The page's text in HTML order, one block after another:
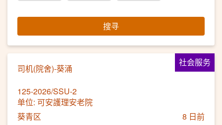
搜寻
社会服务
司机(院舍)-葵涌
125-2026/SSU-2
单位: 可安護理安老院
葵青区
8 日前